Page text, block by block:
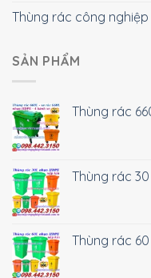
Thùng rác công nghiệp
SẢN PHẨM
Thùng rác
Thùng rác 30
Thùng rác 60